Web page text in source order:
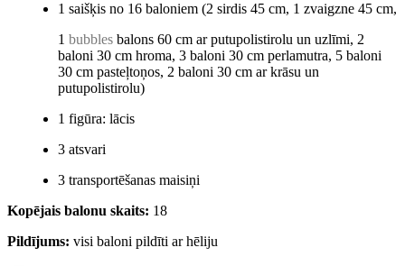
1 saišķis no 16 baloniem (2 sirdis 45 cm, 1 zvaigzne 45 cm,
1 bubbles balons 60 cm ar putupolistirolu un uzlīmi, 2
baloni 30 cm hroma, 3 baloni 30 cm perlamutra, 5 baloni
30 cm pasteļtoņos, 2 baloni 30 cm ar krāsu un
putupolistirolu)
1 figūra: lācis
3 atsvari
3 transportēšanas maisiņi
Kopējais balonu skaits: 18
Pildījums: visi baloni pildīti ar hēliju